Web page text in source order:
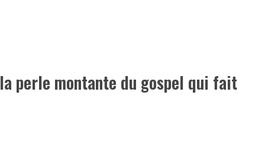
perle montante du gospel qui fait